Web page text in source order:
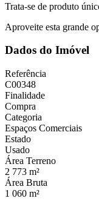
Trata-se de produto
Aproveite esta grande
Dados do Imóvel
Referência
C00348
Finalidade
Compra
Categoria
Espaços Comerciais
Estado
Usado
Área Terreno
2 773 m²
Área Bruta
1 060 m²